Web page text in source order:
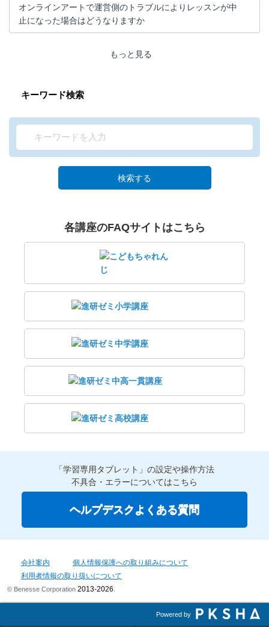
オンラインアートで運営側のトラブルによりレッスンが中
止になった場合はどうなりますか
もっと見る
キーワード検索
検索する
各講座のFAQサイトはこちら
「学習専用タブレット」の設定や操作方法
不具合・エラーについてはこちら
ヘルプデスクよくある質問
会社案内
個人情報保護への取り組みについて
利用者情報の取り扱いについて
© Benesse Corporation 2013-2026
Powered by